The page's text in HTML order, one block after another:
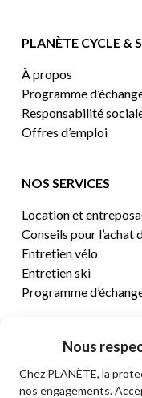
Nous
Chez PLANÈTE, la
nos engagements.
PLANÈTE CYCLE &
À propos
Programme
Responsabilité
Offres d’emploi
NOS SERVICES
Location et
Conseils pour l’achat
Entretien vélo
Entretien ski
Programme
CENTRE D’AIDE
Termes et conditions
Retours et